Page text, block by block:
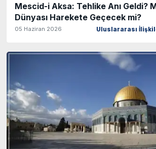
Mescid-i Aksa: Tehlike Anı Geldi?
Dünyası Harekete Geçecek mi?
05 Haziran 2026 Uluslararası